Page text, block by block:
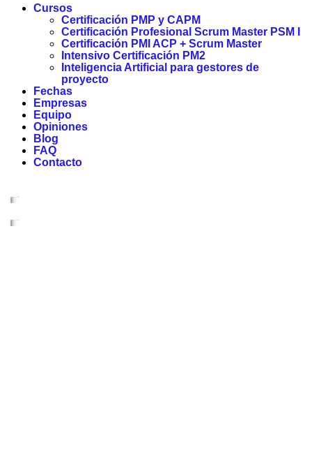
Cursos
Certificación PMP y CAPM
Certificación Profesional Scrum Master PSM I
Certificación PMI ACP + Scrum Master
Intensivo Certificación PM2
Inteligencia Artificial para gestores de
proyecto
Fechas
Empresas
Equipo
Opiniones
Blog
FAQ
Contacto